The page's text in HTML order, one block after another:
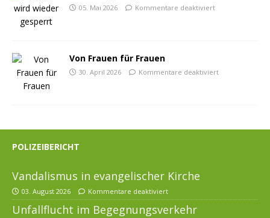
05. Mai 2026 Kommentare deaktiviert
Von Frauen für Frauen
30. April 2026 Kommentare deaktiviert
POLIZEIBERICHT
Vandalismus in evangelischer Kirche
03. August 2026 Kommentare deaktiviert
Unfallflucht im Begegnungsverkehr